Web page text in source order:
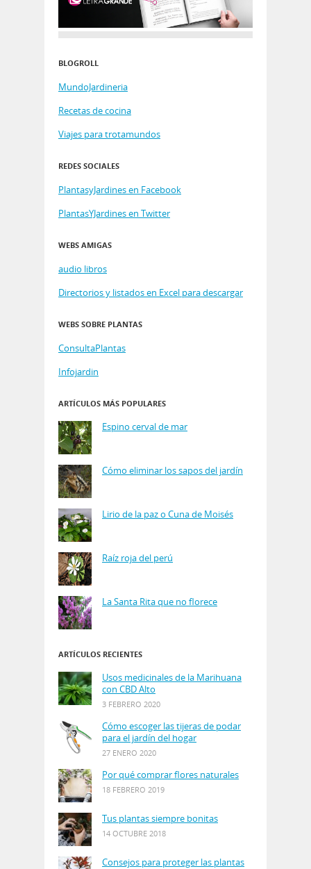
BLOGROLL
MundoJardineria
Recetas de cocina
Viajes para trotamundos
REDES SOCIALES
PlantasyJardines en Facebook
PlantasYJardines en Twitter
WEBS AMIGAS
audio libros
Directorios y listados en Excel para descargar
WEBS SOBRE PLANTAS
ConsultaPlantas
Infojardin
ARTÍCULOS MÁS POPULARES
Espino cerval de mar
Cómo eliminar los sapos del jardín
Lirio de la paz o Cuna de Moisés
Raíz roja del perú
La Santa Rita que no florece
ARTÍCULOS RECIENTES
Usos medicinales de la Marihuana
con CBD Alto
3 FEBRERO 2020
Cómo escoger las tijeras de podar
para el jardín del hogar
27 ENERO 2020
Por qué comprar flores naturales
18 FEBRERO 2019
Tus plantas siempre bonitas
14 OCTUBRE 2018
Consejos para proteger las plantas